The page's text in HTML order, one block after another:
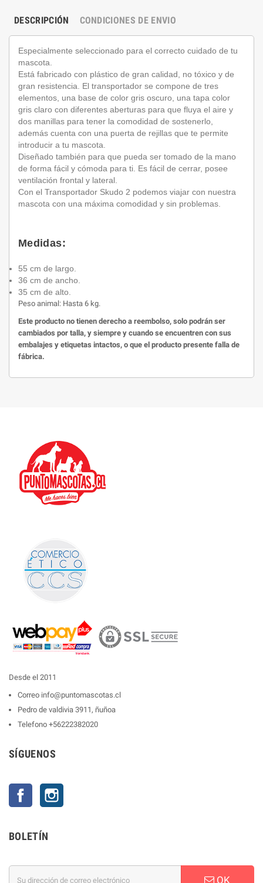
DESCRIPCIÓN CONDICIONES DE ENVIO
Especialmente seleccionado para el correcto cuidado de tu
mascota.
Está fabricado con plástico de gran calidad, no tóxico y de
gran resistencia. El transportador se compone de tres
elementos, una base de color gris oscuro, una tapa color
gris claro con diferentes aberturas para que fluya el aire y
dos manillas para tener la comodidad de sostenerlo,
además cuenta con una puerta de rejillas que te permite
introducir a tu mascota.
Diseñado también para que pueda ser tomado de la mano
de forma fácil y cómoda para ti. Es fácil de cerrar, posee
ventilación frontal y lateral.
Con el Transportador Skudo 2 podemos viajar con nuestra
mascota con una máxima comodidad y sin problemas.
Medidas:
55 cm de largo.
36 cm de ancho.
35 cm de alto.
Peso animal: Hasta 6 kg.
Este producto no tienen derecho a reembolso, solo podrán ser
cambiados por talla, y siempre y cuando se encuentren con sus
embalajes y etiquetas intactos, o que el producto presente falla de
fábrica.
Desde el 2011
Correo info@puntomascotas.cl
Pedro de valdivia 3911, ñuñoa
Telefono +56222382020
SÍGUENOS
Facebook
BOLETÍN
OK